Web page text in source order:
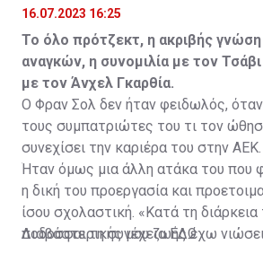
16.07.2023 16:25
Το όλο πρότζεκτ, η ακριβής
αναγκών, η συνομιλία με τον Τσάβι
με τον Άνχελ Γκαρθία.
Ο Φραν Σολ δεν ήταν φειδωλός,
τους συμπατριώτες του τι τον
συνεχίσει την καριέρα του στην ΑΕΚ.
Ήταν όμως μια άλλη ατάκα του που
η δική του προεργασία και
ίσου σχολαστική. «Κατά τη διάρκεια
ποδοσφαιρικής μου ζωής έχω
Διαβάστε τη συνέχειαΕΔΩ